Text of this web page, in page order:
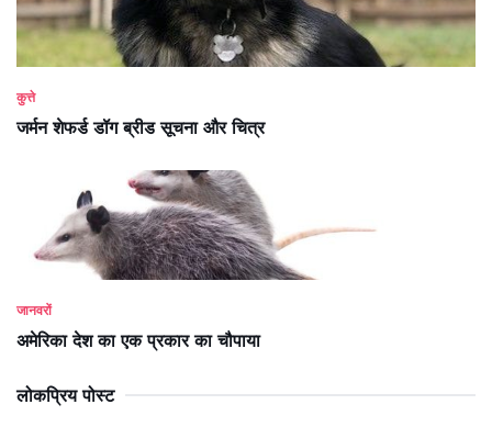
कुत्ते
जर्मन शेफर्ड डॉग ब्रीड सूचना और चित्र
जानवरों
अमेरिका देश का एक प्रकार का चौपाया
लोकप्रिय पोस्ट